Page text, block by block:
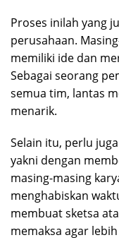
Proses inilah yang
perusahaan.
memiliki ide dan
Sebagai seorang
semua tim, lantas
menarik.
Selain itu, perlu
yakni dengan
masing-masing
menghabiskan
membuat sketsa
memaksa agar